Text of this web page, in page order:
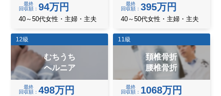
最終
回収額
94万円
40～50代女性・主婦・主夫
最終
回収額
395万円
40～50代女性・主婦・主夫
12級
むちうち
ヘルニア
最終
回収額
498万円
11級
頚椎骨折
腰椎骨折
最終
回収額
1068万円